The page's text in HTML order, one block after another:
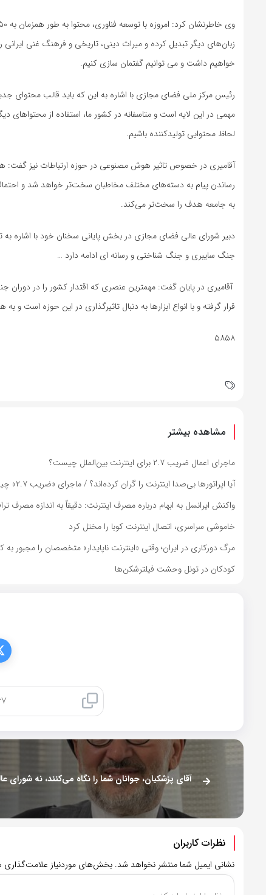
زبان‌های دیگر تبدیل کرده و میراث دینی، تاریخی و فرهنگ غنی ایرانی
خواهیم داشت و می توانیم گفتمان سازی کنیم.
رئیس مرکز ملی فضای مجازی با اشاره به این که باید قالب محتوای
مهمی در این لایه است و متاسفانه در کشور ما، استفاده از محتواهای
لحاظ محتوایی تولیدکننده باشیم.
آقامیری در خصوص تاثیر هوش مصنوعی در حوزه ارتباطات نیز
رساندن پیام به دسته‌های مختلف مخاطبان سخت‌تر خواهد شد و
به جامعه هدف را سخت‌تر می‌کند.
جنگ سایبری و جنگ شناختی و رسانه ای ادامه دارد …
آقامیری در پایان گفت: مهمترین عنصری که اقتدار کشور را در
قرار گرفته و با انواع ابزارها به دنبال تاثیرگذاری در این حوزه است
۵۸۵۸
مشاهده بیشتر
ماجرای اعمال ضریب ۲.۷ برای اینترنت بین‌الملل چیست؟
آیا اپراتورها بی‌صدا اینترنت را گران کرده‌اند؟ / ماجرای «ضریب ۲.۷» چیست؟
واکنش ایرانسل به ابهام درباره مصرف اینترنت: دقیقاً به اندازه
خاموشی سراسری، اتصال اینترنت کوبا را مختل کرد
مرگ دورکاری در ایران؛ وقتی «اینترنت ناپایدار» متخصصان را مجبور به کوچ
کودکان در تونل وحشت فیلترشکن‌ها
نظرات کاربران
نشانی ایمیل شما منتشر نخواهد شد. بخش‌های موردنیاز علامت‌گذاری